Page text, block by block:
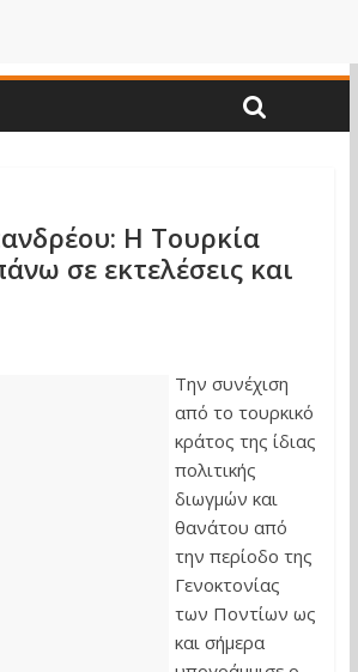
Η Τουρκία
σε εκτελέσεις και
Την συνέχιση
από το τουρκικό
κράτος της ίδιας
πολιτικής
διωγμών και
θανάτου από
την περίοδο της
Γενοκτονίας
των Ποντίων ως
και σήμερα